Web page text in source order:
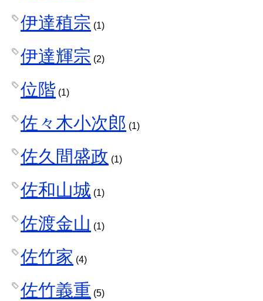
伊達稙宗 (1)
伊達輝宗 (2)
位階 (1)
佐々木小次郎 (1)
佐久間盛政 (1)
佐和山城 (1)
佐渡金山 (1)
佐竹家 (4)
佐竹義重 (5)